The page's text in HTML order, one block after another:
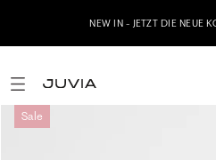
NEW IN - JETZT DIE NEUE
Sale